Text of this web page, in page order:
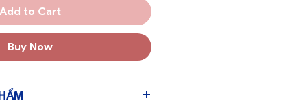
Add to Cart
Buy Now